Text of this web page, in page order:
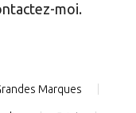
moi.
Marques